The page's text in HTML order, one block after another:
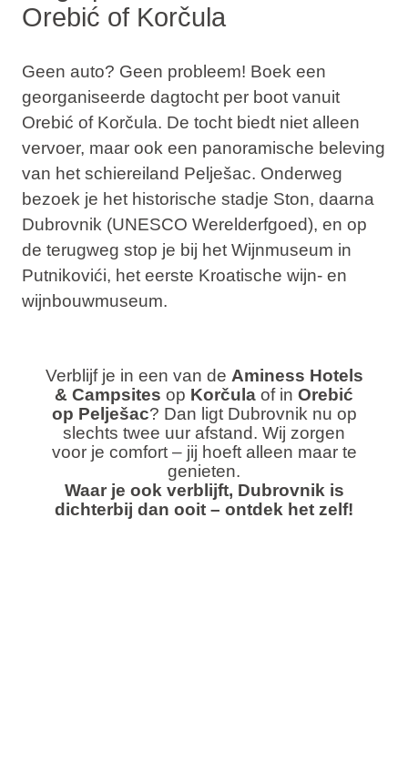
Orebić of Korčula
Geen auto? Geen probleem! Boek een
georganiseerde dagtocht per bootvanuit
Orebić of Korčula. De tocht biedt niet alleen
vervoer, maar ook een panoramische beleving
van het schiereiland Pelješac. Onderweg
bezoek je het historische stadje Ston, daarna
Dubrovnik (UNESCO Werelderfgoed), en op
de terugweg stop je bij het Wijnmuseum in
Putnikovići, het eerste Kroatische wijn- en
wijnbouwmuseum.
Verblijf je in een van de Aminess Hotels
& Campsites op Korčula of in Orebić
op Pelješac? Dan ligt Dubrovnik nu op
slechts twee uur afstand. Wij zorgen
voor je comfort – jij hoeft alleen maar te
genieten.
Waar je ook verblijft, Dubrovnik is
dichterbij dan ooit – ontdek het zelf!